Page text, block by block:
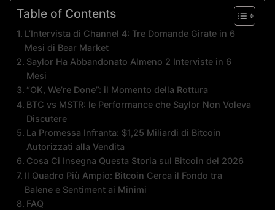
Table of Contents
L’Intervista di Channel 4: Tre Domande Girate in 6
Mesi di Bear Market
Saylor Ha Abbandonato Almeno 2 Interviste in 6
Mesi
“OK, We’re Done”: il Momento della Rottura
BTC vs MSTR: le Performance che Saylor Non Voleva
Discutere
La Promessa Infranta: $1,25 Miliardi di Bitcoin
Autorizzati alla Vendita
Cosa Ci Insegna Questa Storia sul Bitcoin del 2026
Il Quadro Più Ampio: Bitcoin Cerca il Fondo tra
Balene e Sentiment ai Minimi
FAQ